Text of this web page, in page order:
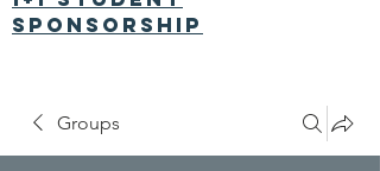
Sponsorship
Groups